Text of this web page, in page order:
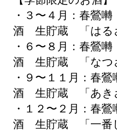
・３〜４月：春鶯
酒 生貯蔵 「はる
・６〜８月：春鶯
酒 生貯蔵 「なつ
・９〜１１月：春
酒 生貯蔵 「あき
・１２〜２月：春
酒 生貯蔵 「一番